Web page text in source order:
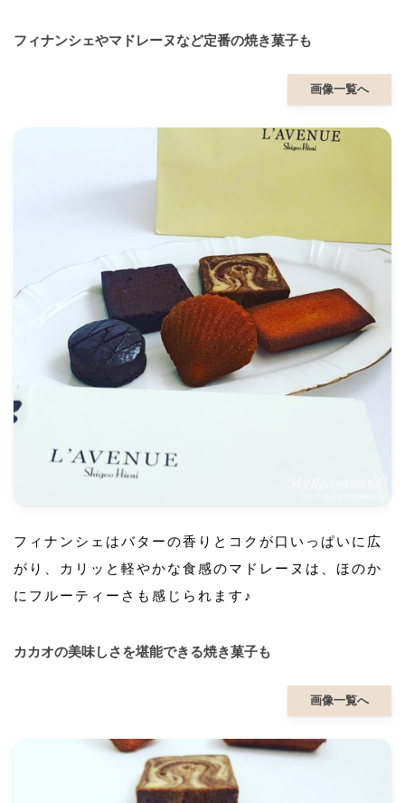
フィナンシェやマドレーヌなど定番の焼き菓子も
画像一覧へ
フィナンシェはバターの香りとコクが口いっぱいに広
がり、カリッと軽やかな食感のマドレーヌは、ほのか
にフルーティーさも感じられます♪
カカオの美味しさを堪能できる焼き菓子も
画像一覧へ